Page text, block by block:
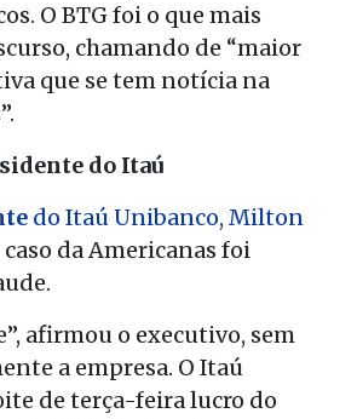
O BTG foi o que mais
chamando de “maior
que se tem notícia na
do Itaú
do Itaú Unibanco, Milton
caso da Americanas foi
afirmou o executivo, sem
a empresa. O Itaú
de terça-feira lucro do